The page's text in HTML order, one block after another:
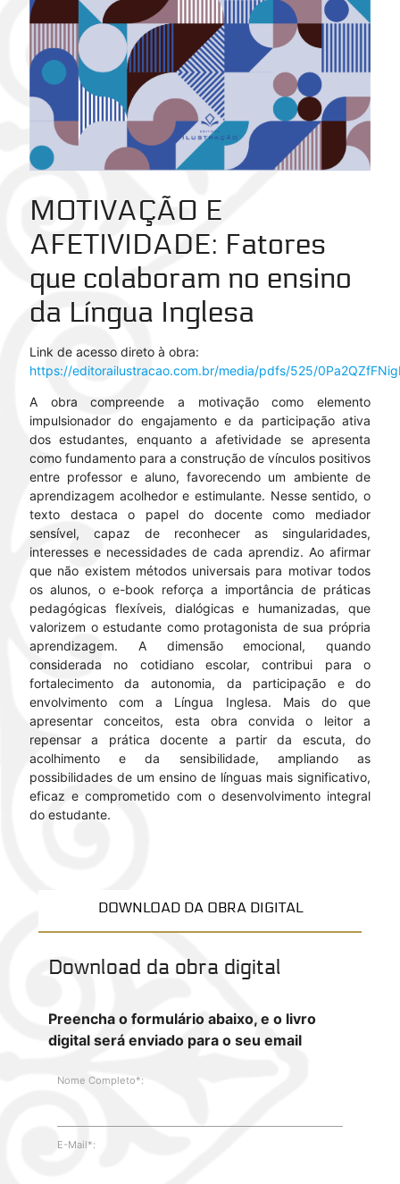
MOTIVAÇÃO E
AFETIVIDADE: Fatores
que colaboram no ensino
da Língua Inglesa
Link de acesso direto à obra:
https://editorailustracao.com.br/media/pdfs/525/
A obra compreende a motivação como elemento
impulsionador do engajamento e da participação ativa
dos estudantes, enquanto a afetividade se apresenta
como fundamento para a construção de vínculos positivos
entre professor e aluno, favorecendo um ambiente de
aprendizagem acolhedor e estimulante. Nesse sentido, o
texto destaca o papel do docente como mediador
sensível, capaz de reconhecer as singularidades,
interesses e necessidades de cada aprendiz. Ao afirmar
que não existem métodos universais para motivar todos
os alunos, o e-book reforça a importância de práticas
pedagógicas flexíveis, dialógicas e humanizadas, que
valorizem o estudante como protagonista de sua própria
aprendizagem. A dimensão emocional, quando
considerada no cotidiano escolar, contribui para o
fortalecimento da autonomia, da participação e do
envolvimento com a Língua Inglesa. Mais do que
apresentar conceitos, esta obra convida o leitor a
repensar a prática docente a partir da escuta, do
acolhimento e da sensibilidade, ampliando as
possibilidades de um ensino de línguas mais significativo,
eficaz e comprometido com o desenvolvimento integral
do estudante.
DOWNLOAD DA OBRA DIGITAL
Download da obra digital
Preencha o formulário abaixo, e o livro
digital será enviado para o seu email
Nome Completo*:
E-Mail*: